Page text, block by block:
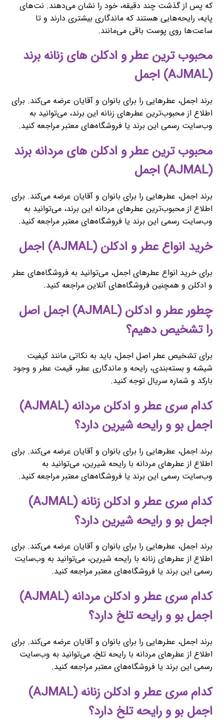
که پس از گذشت چند دقیقه، خود را نشان می‌دهند. نت‌های
پایه، رایحه‌هایی هستند که ماندگاری بیشتری دارند و تا
ساعت‌ها روی پوست باقی می‌مانند.
محبوب ‌ترین عطر و ادکلن های زنانه برند
(AJMAL) اجمل
برند اجمل، عطرهایی را برای بانوان و آقایان عرضه می‌کند. برای
اطلاع از محبوب‌ترین عطرهای زنانه این برند، می‌توانید به
وب‌سایت رسمی این برند یا فروشگاه‌های معتبر مراجعه کنید.
محبوب ‌ترین عطر و ادکلن های مردانه برند
(AJMAL) اجمل
برند اجمل، عطرهایی را برای بانوان و آقایان عرضه می‌کند. برای
اطلاع از محبوب‌ترین عطرهای مردانه این برند، می‌توانید به
وب‌سایت رسمی این برند یا فروشگاه‌های معتبر مراجعه کنید.
خرید انواع عطر و ادکلن (AJMAL) اجمل
برای خرید انواع عطرهای اجمل، می‌توانید به فروشگاه‌های عطر
و ادکلن و همچنین فروشگاه‌های آنلاین مراجعه کنید.
چطور عطر و ادکلن (AJMAL) اجمل اصل
را تشخیص دهیم؟
برای تشخیص عطر اصل اجمل، باید به نکاتی مانند کیفیت
شیشه و بسته‌بندی، رایحه و ماندگاری عطر، قیمت عطر و وجود
بارکد و شماره سریال توجه کنید.
کدام سری عطر و ادکلن مردانه (AJMAL)
اجمل بو و رایحه شیرین دارد؟
برند اجمل، عطرهایی را برای بانوان و آقایان عرضه می‌کند. برای
اطلاع از عطرهای مردانه با رایحه شیرین، می‌توانید به
وب‌سایت رسمی این برند یا فروشگاه‌های معتبر مراجعه کنید.
کدام سری عطر و ادکلن زنانه (AJMAL)
اجمل بو و رایحه شیرین دارد؟
برند اجمل، عطرهایی را برای بانوان و آقایان عرضه می‌کند. برای
اطلاع از عطرهای زنانه با رایحه شیرین، می‌توانید به وب‌سایت
رسمی این برند یا فروشگاه‌های معتبر مراجعه کنید.
کدام سری عطر و ادکلن مردانه (AJMAL)
اجمل بو و رایحه تلخ دارد؟
برند اجمل، عطرهایی را برای بانوان و آقایان عرضه می‌کند. برای
اطلاع از عطرهای مردانه با رایحه تلخ، می‌توانید به وب‌سایت
رسمی این برند یا فروشگاه‌های معتبر مراجعه کنید.
کدام سری عطر و ادکلن زنانه (AJMAL)
اجمل بو و رایحه تلخ دارد؟